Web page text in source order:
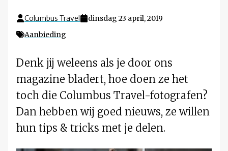
Columbus Travel
dinsdag 23 april, 2019
Aanbieding
Denk jij weleens als je door ons
magazine bladert, hoe doen ze het
toch die Columbus Travel-fotografen?
Dan hebben wij goed nieuws, ze willen
hun tips & tricks met je delen.